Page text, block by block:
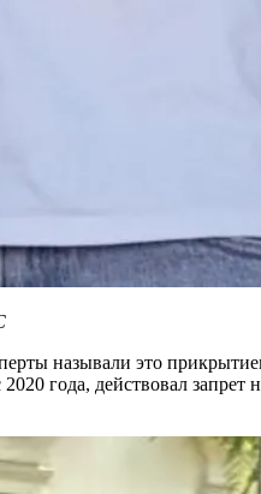
называли это
года, действовал